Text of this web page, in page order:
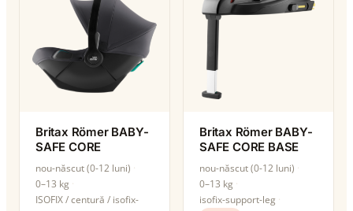
Britax Römer BABY-
SAFE CORE
nou-născut (0-12 luni)
0–13 kg
ISOFIX / centură / isofix-
Britax Römer BABY-
SAFE CORE BASE
nou-născut (0-12 luni)
0–13 kg
isofix-support-leg